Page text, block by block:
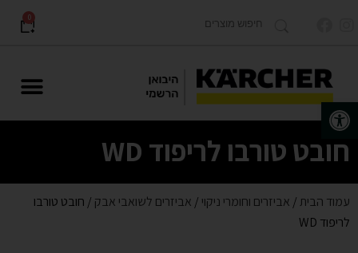
פתח סרגל נגישות
0
חובט טורבו לריפוד WD
עמוד הבית/ אביזרים וחומרי ניקוי / אביזרים לשואבי אבק / חובט טורבו
לריפוד WD